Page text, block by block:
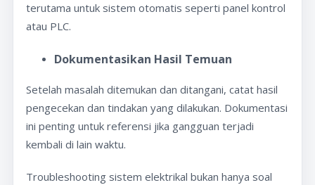
terutama untuk sistem otomatis seperti panel kontrol
atau PLC.
Dokumentasikan Hasil Temuan
Setelah masalah ditemukan dan ditangani, catat hasil
pengecekan dan tindakan yang dilakukan. Dokumentasi
ini penting untuk referensi jika gangguan terjadi
kembali di lain waktu.
Troubleshooting sistem elektrikal bukan hanya soal